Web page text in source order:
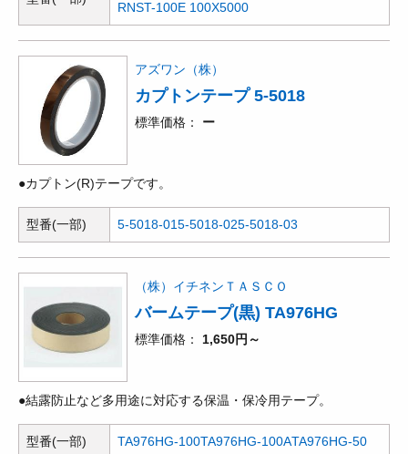
RNST-100E 100X5000
アズワン（株）
カプトンテープ 5-5018
標準価格 ー
●カプトン(R)テープです。
型番(一部) 5-5018-015-5018-025-5018-03
（株）イチネンＴＡＳＣＯ
バームテープ(黒) TA976HG
標準価格 1,650円～
●結露防止など多用途に対応する保温・保冷用テープ。
型番(一部) TA976HG-100TA976HG-100ATA976HG-50